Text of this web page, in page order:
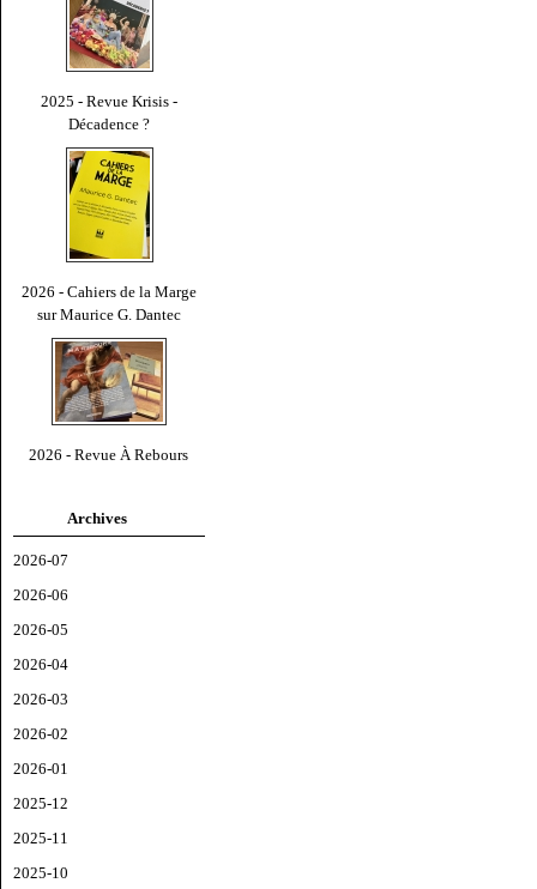
2025 - Revue Krisis -
Décadence ?
2026 - Cahiers de la Marge
sur Maurice G. Dantec
2026 - Revue À Rebours
Archives
2026-07
2026-06
2026-05
2026-04
2026-03
2026-02
2026-01
2025-12
2025-11
2025-10